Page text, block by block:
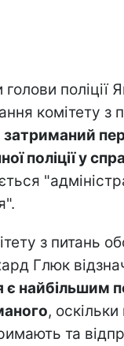
комітету з
затриманий
поліції у
з питань
Глюк
є найбільшим
, оскільки
та